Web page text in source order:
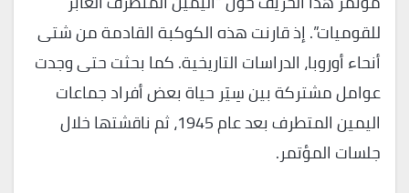
للقوميات”. إذ قارنت هذه الكوكبة القادمة من شتى
أنحاء أوروبا، الدراسات التاريخية. كما بحثت حتى وجدت
عوامل مشتركة بين سِيَر حياة بعض أفراد جماعات
اليمين المتطرف بعد عام 1945، ثم ناقشتها خلال
جلسات المؤتمر.